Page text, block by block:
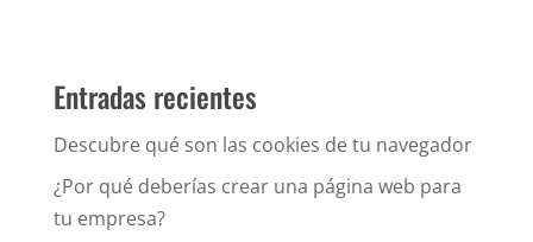
Entradas recientes
Descubre qué son las cookies de tu navegador
¿Por qué deberías crear una página web para
tu empresa?